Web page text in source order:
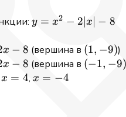
y =
- 2|x|
- 8
y = x2 − 2∣x − 8
x − 8 (вершина в (1,
-9)
(1, −9))
x − 8 (вершина в (-1,
(−1, −9)
x
x = 4, x
x = −4